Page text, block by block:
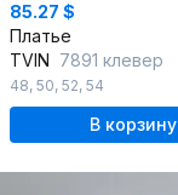
85.27 $
Платье
TVIN 7891 клевер
48, 50, 52, 54
В корзину